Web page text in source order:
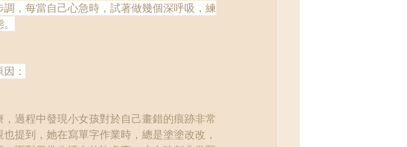
，每當自己心急時，試著做幾個深呼吸，練
：
過程中發現小女孩對於自己畫錯的痕跡非常
提到，她在寫單字作業時，總是塗塗改改，